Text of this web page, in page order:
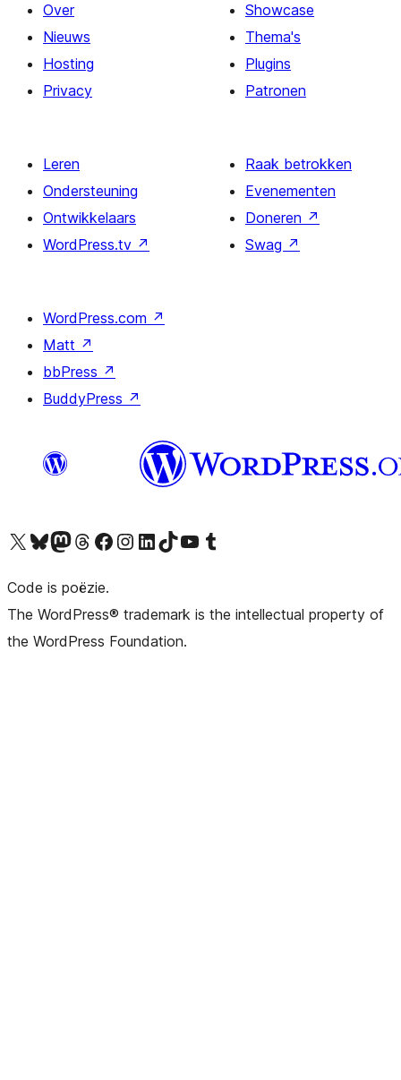
Over
Nieuws
Hosting
Privacy
Showcase
Thema's
Plugins
Patronen
Leren
Ondersteuning
Ontwikkelaars
WordPress.tv ↗
Raak betrokken
Evenementen
Doneren ↗
Swag ↗
WordPress.com ↗
Matt ↗
bbPress ↗
BuddyPress ↗
Bezoek ons X (voorheen Twitter) account
Bezoek ons Bluesky account
Bezoek ons Mastodon account
Bezoek ons Threads account
Onze Facebook pagina bezoeken
Bezoek ons Instagram account
Bezoek ons LinkedIn account
Bezoek ons TikTok account
Bezoek ons YouTube kanaalBezoek ons Tumblr account
Code is poëzie.
The WordPress® trademark is the intellectual property of
the WordPress Foundation.